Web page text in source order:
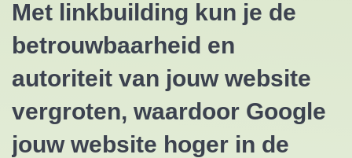
Met linkbuilding kun je de
betrouwbaarheid en
autoriteit van jouw website
vergroten, waardoor Google
jouw website hoger in de